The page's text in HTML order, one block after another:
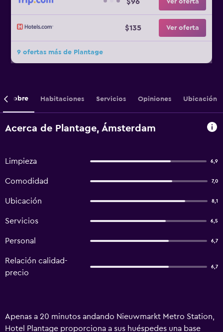
Ver oferta
$135 Ver oferta
9 ofertas más de Plantage
Sobre Habitaciones Servicios Opiniones Ubicación
Acerca de Plantage, Ámsterdam
Limpieza 6,9
Comodidad 7,0
Ubicación 8,1
Servicios 6,5
Personal 6,7
Relación calidad-
precio
6,7
Apenas a 20 minutos andando Nieuwmarkt Metro Station,
Hotel Plantage proporciona a sus huéspedes una base